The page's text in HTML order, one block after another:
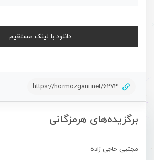
برگزیده‌های هرمزگانی
مجتبی حاجی زاده
دانلود با لینک مستقیم
https://hormozgani.net/6273